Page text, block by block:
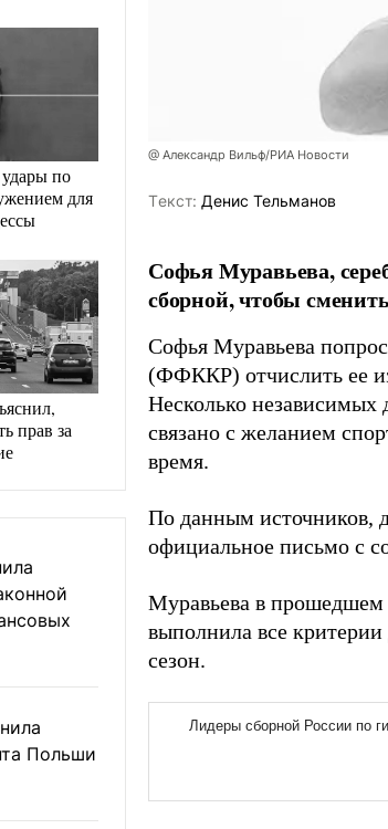
по
для
прав за
Польши
@ Александр Вильф/РИА Новости
Tекст: Денис Тельманов
Софья Муравьева,
сборной, чтобы
Софья Муравьева
(ФФККР) отчислить ее
Несколько независимых
связано с желанием
время.
По данным источников,
официальное письмо с
Муравьева в прошедшем
выполнила все
сезон.